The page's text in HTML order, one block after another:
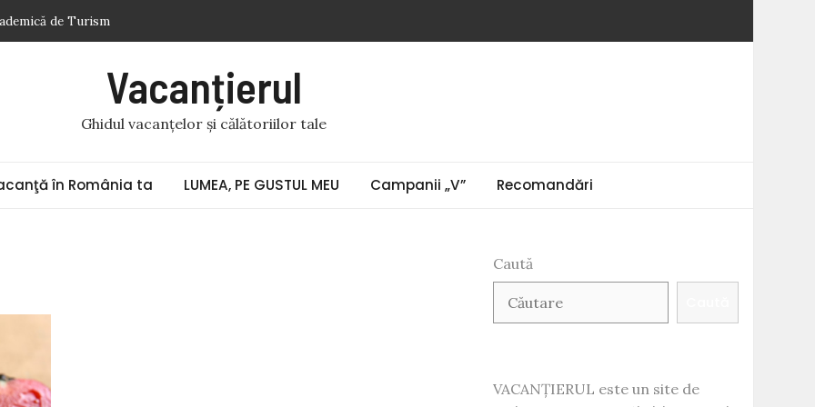
de Turism
acumulatorul auto
Veneţia (9) „Doi gladiatori de același metal bat ceasurile cu
Vacanțierul
Ghidul vacanțelor și călătoriilor tale
în România ta LUMEA, PE GUSTUL MEU Campanii „V” Recomandări
Caută
VACANȚIERUL este un site de